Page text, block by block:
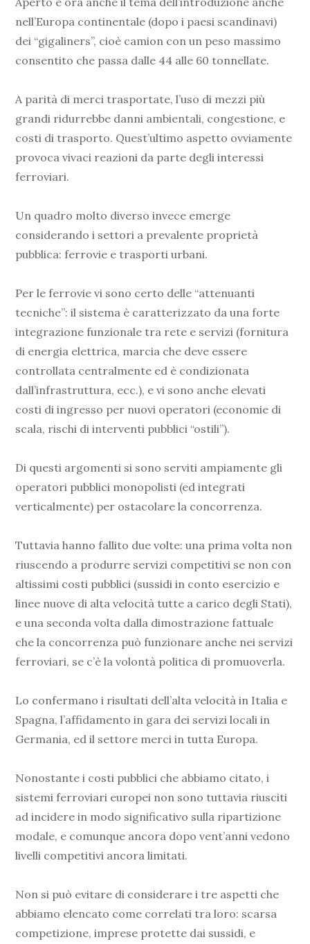
nell’Europa continentale (dopo i paesi scandinavi)
dei “gigaliners”, cioè camion con un peso massimo
consentito che passa dalle 44 alle 60 tonnellate.
A parità di merci trasportate, l’uso di mezzi più
grandi ridurrebbe danni ambientali, congestione, e
costi di trasporto. Quest’ultimo aspetto ovviamente
provoca vivaci reazioni da parte degli interessi
ferroviari.
Un quadro molto diverso invece emerge
considerando i settori a prevalente proprietà
pubblica: ferrovie e trasporti urbani.
Per le ferrovie vi sono certo delle “attenuanti
tecniche”: il sistema è caratterizzato da una forte
integrazione funzionale tra rete e servizi (fornitura
di energia elettrica, marcia che deve essere
controllata centralmente ed è condizionata
dall’infrastruttura, ecc.), e vi sono anche elevati
costi di ingresso per nuovi operatori (economie di
scala, rischi di interventi pubblici “ostili”).
Di questi argomenti si sono serviti ampiamente gli
operatori pubblici monopolisti (ed integrati
verticalmente) per ostacolare la concorrenza.
Tuttavia hanno fallito due volte: una prima volta non
riuscendo a produrre servizi competitivi se non con
altissimi costi pubblici (sussidi in conto esercizio e
linee nuove di alta velocità tutte a carico degli Stati),
e una seconda volta dalla dimostrazione fattuale
che la concorrenza può funzionare anche nei servizi
ferroviari, se c’è la volontà politica di promuoverla.
Lo confermano i risultati dell’alta velocità in Italia e
Spagna, l’affidamento in gara dei servizi locali in
Germania, ed il settore merci in tutta Europa.
Nonostante i costi pubblici che abbiamo citato, i
sistemi ferroviari europei non sono tuttavia riusciti
ad incidere in modo significativo sulla ripartizione
modale, e comunque ancora dopo vent’anni vedono
livelli competitivi ancora limitati.
Non si può evitare di considerare i tre aspetti che
abbiamo elencato come correlati tra loro: scarsa
competizione, imprese protette dai sussidi, e